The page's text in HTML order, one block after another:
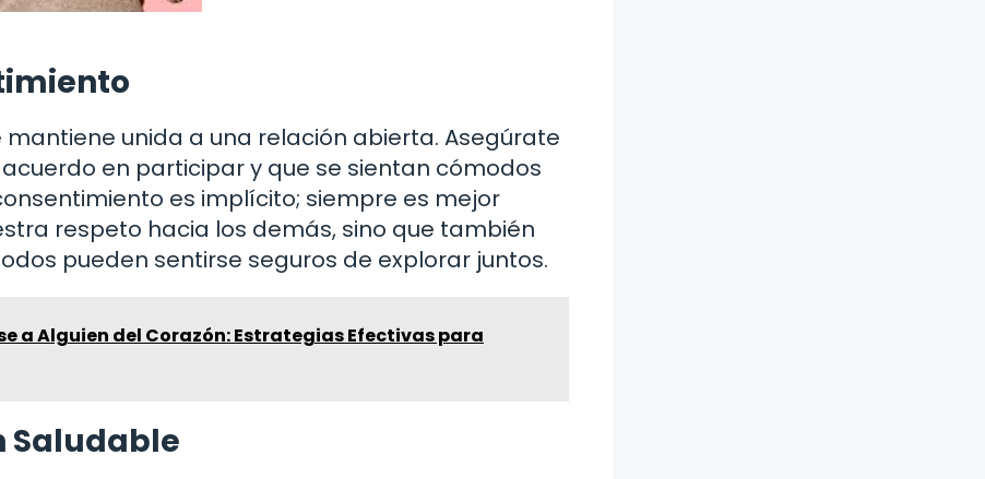
unida a una relación abierta. Asegúrate
en participar y que se sientan cómodos
es implícito; siempre es mejor
respeto hacia los demás, sino que también
pueden sentirse seguros de explorar juntos.
a Alguien del Corazón: Estrategias Efectivas para
Saludable